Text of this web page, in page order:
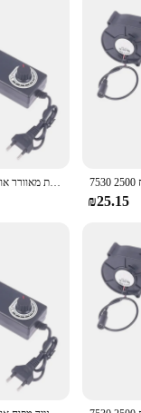
₪25.15